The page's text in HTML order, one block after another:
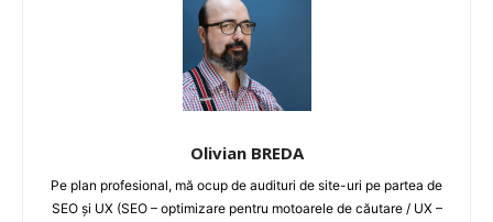
Olivian BREDA
Pe plan profesional, mă ocup de audituri de site-uri pe partea de
SEO și UX (SEO – optimizare pentru motoarele de căutare / UX –